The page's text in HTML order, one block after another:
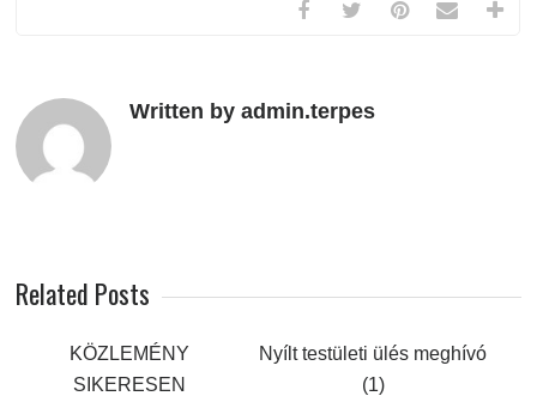
Written by admin.terpes
Related Posts
KÖZLEMÉNY
SIKERESEN
Nyílt testületi ülés meghívó
(1)